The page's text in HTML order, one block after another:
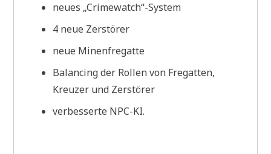
neues „Crimewatch“-System
4 neue Zerstörer
neue Minenfregatte
Balancing der Rollen von Fregatten,
Kreuzer und Zerstörer
verbesserte NPC-KI.